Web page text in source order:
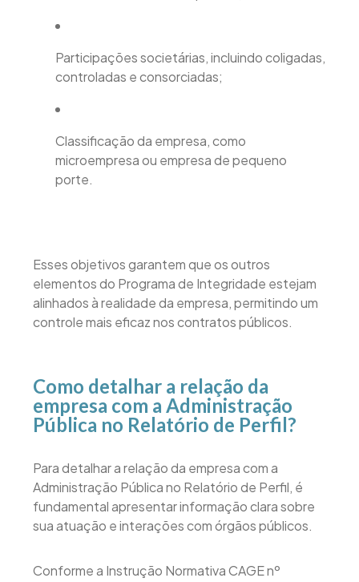
Participações societárias, incluindo coligadas,
controladas e consorciadas;
Classificação da empresa, como
microempresa ou empresa de pequeno
porte.
Esses objetivos garantem que os outros
elementos do Programa de Integridade estejam
alinhados à realidade da empresa, permitindo um
controle mais eficaz nos contratos públicos.
Como detalhar a relação da
empresa com a Administração
Pública no Relatório de Perfil?
Para detalhar a relação da empresa com a
Administração Pública no Relatório de Perfil, é
fundamental apresentar informação clara sobre
sua atuação e interações com órgãos públicos.
Conforme a Instrução Normativa CAGE nº